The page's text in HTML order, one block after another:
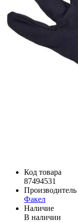
Код товара
87494531
Производитель
Факел
Наличие
В наличии